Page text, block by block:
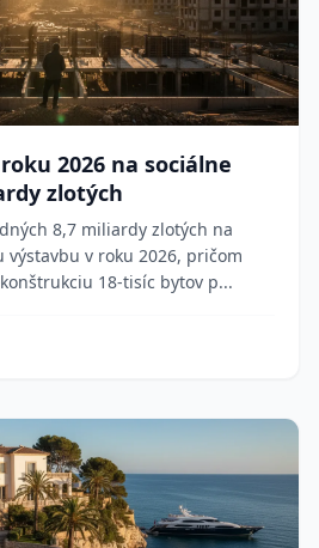
2026 na sociálne
zlotých
8,7 miliardy zlotých na
v roku 2026, pričom
18-tisíc bytov p...